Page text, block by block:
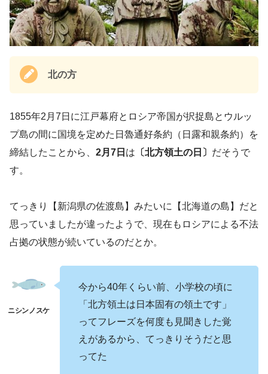
北の方
1855年2月7日に江戸幕府とロシア帝国が択捉島とウルッ
プ島の間に国境を定めた日魯通好条約（日露和親条約）を
締結したことから、 2月7日 は 〔北方領土の日〕 だそうで
す。
てっきり【新潟県の佐渡島】みたいに【北海道の島】だと
思っていましたが違ったようで、現在もロシアによる不法
占拠の状態が続いているのだとか。
今から40年くらい前、小学校の頃に
「北方領土は日本固有の領土です」
ってフレーズを何度も見聞きした覚
えがあるから、てっきりそうだと思
ってた